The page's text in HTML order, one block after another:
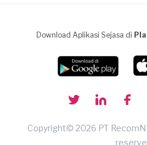
Download Aplikasi Sejasa di
Copyright© 2026 PT